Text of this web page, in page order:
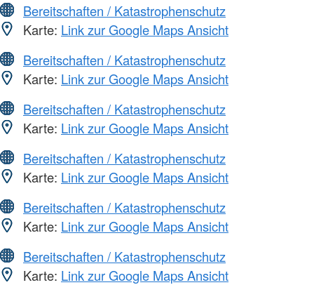
Bereitschaften / Katastrophenschutz
Karte: Link zur Google Maps Ansicht
Bereitschaften / Katastrophenschutz
Karte: Link zur Google Maps Ansicht
Bereitschaften / Katastrophenschutz
Karte: Link zur Google Maps Ansicht
Bereitschaften / Katastrophenschutz
Karte: Link zur Google Maps Ansicht
Bereitschaften / Katastrophenschutz
Karte: Link zur Google Maps Ansicht
Bereitschaften / Katastrophenschutz
Karte: Link zur Google Maps Ansicht